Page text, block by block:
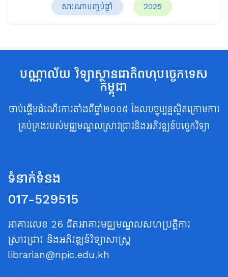
សារណាបញ្ចប់ឆ្នាំ 2025
បណ្ណាល័យ វិទ្យាស្ថានជាតិពហុបច្ចេកទេស
កម្ពុជា
ចាប់ផ្តើមដំណើរការតាំងពីឆ្នាំ២០០៥ ដែលបច្ចុប្បន្នស្ថិតក្រោមការ
គ្រប់គ្រងរបស់មជ្ឈមណ្ឌលស្រាវជ្រាវនិងអភិវឌ្ឍន៍បច្ចេកវិទ្យា
ទំនាក់ទំនង
017-529515
អាគារលេខ 26 ជិតអាគារមជ្ឈមណ្ឌលសហប្រត្តិការ
ស្រាវជ្រាវ និងអភិវឌ្ឍន៍វិទ្យាសាស្ត្រ
librarian@npic.edu.kh